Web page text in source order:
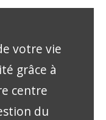
votre vie
grâce à
centre
du